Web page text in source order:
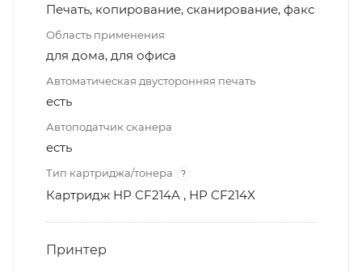
Печать, копирование, сканирование, факс
Область применения
для дома, для офиса
Автоматическая двусторонняя печать
есть
Автоподатчик сканера
есть
Тип картриджа/тонера ?
Картридж HP CF214A , HP CF214X
Принтер